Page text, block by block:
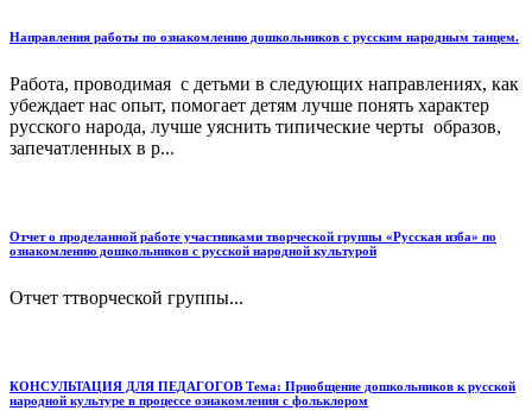
Направления работы по ознакомлению дошкольников с русским народным танцем.
Работа, проводимая с детьми в следующих направлениях, как
убеждает нас опыт, помогает детям лучше понять характер
русского народа, лучше уяснить типические черты образов,
запечатленных в р...
Отчет о проделанной работе участниками творческой группы «Русская изба» по
ознакомлению дошкольников с русской народной культурой
Отчет ттворческой группы...
КОНСУЛЬТАЦИЯ ДЛЯ ПЕДАГОГОВ Тема: Приобщение дошкольников к русской
народной культуре в процессе ознакомления с фольклором